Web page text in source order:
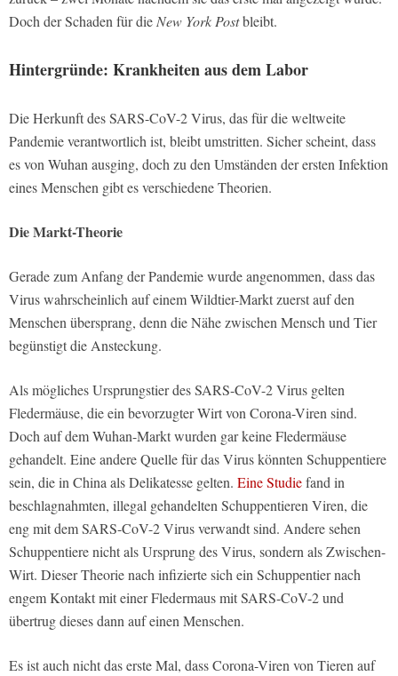
Doch der Schaden für dieNew York Postbleibt.
Hintergründe: Krankheiten aus dem Labor
Die Herkunft des SARS-CoV-2 Virus, das für die weltweite
Pandemie verantwortlich ist, bleibt umstritten. Sicher scheint, dass
es von Wuhan ausging, doch zu den Umständen der ersten Infektion
eines Menschen gibt es verschiedene Theorien.
Die Markt-Theorie
Gerade zum Anfang der Pandemie wurde angenommen, dass das
Virus wahrscheinlich auf einem Wildtier-Markt zuerst auf den
Menschen übersprang, denn die Nähe zwischen Mensch und Tier
begünstigt die Ansteckung.
Als mögliches Ursprungstier des SARS-CoV-2 Virus gelten
Fledermäuse, die ein bevorzugter Wirt von Corona-Viren sind.
Doch auf dem Wuhan-Markt wurden gar keine Fledermäuse
gehandelt. Eine andere Quelle für das Virus könnten Schuppentiere
sein, die in China als Delikatesse gelten. Eine Studiefand in
beschlagnahmten, illegal gehandelten Schuppentieren Viren, die
eng mit dem SARS-CoV-2 Virus verwandt sind. Andere sehen
Schuppentiere nicht als Ursprung des Virus, sondern als Zwischen-
Wirt. Dieser Theorie nach infizierte sich ein Schuppentier nach
engem Kontakt mit einer Fledermaus mit SARS-CoV-2 und
übertrug dieses dann auf einen Menschen.
Es ist auch nicht das erste Mal, dass Corona-Viren von Tieren auf